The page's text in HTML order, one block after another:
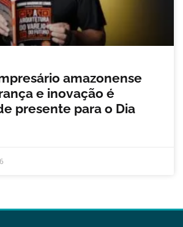
amazonense
e inovação é
presente para o Dia